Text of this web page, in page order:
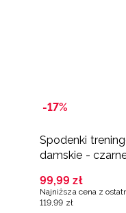
-17%
Spodenki
damskie -
99,99 zł
Najniższa cena z
119 ,99 zł